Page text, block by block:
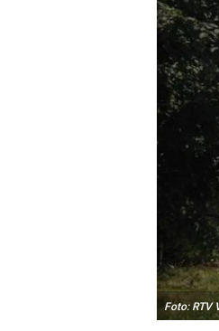
Foto: RTV